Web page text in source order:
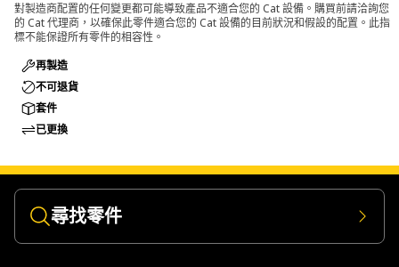
對製造商配置的任何變更都可能導致產品不適合您的 Cat 設備。購買前請洽詢您
的 Cat 代理商，以確保此零件適合您的 Cat 設備的目前狀況和假設的配置。此指
標不能保證所有零件的相容性。
再製造
不可退貨
套件
已更換
尋找零件